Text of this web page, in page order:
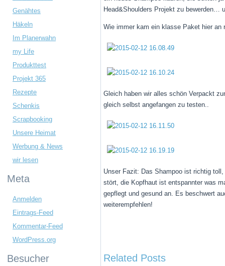
Genähtes
Häkeln
Im Planerwahn
my Life
Produkttest
Projekt 365
Rezepte
Schenkis
Scrapbooking
Unsere Heimat
Werbung & News
wir lesen
Meta
Anmelden
Eintrags-Feed
Kommentar-Feed
WordPress.org
Besucher
Head&Shoulders Projekt zu bewerden…
Wie immer kam ein klasse Paket hier an
Gleich haben wir alles schön Verpackt
gleich selbst angefangen zu testen..
Unser Fazit: Das Shampoo ist richtig
stört, die Kopfhaut ist entspannter was
gepflegt und gesund an. Es beschwert
weiterempfehlen!
Related Posts